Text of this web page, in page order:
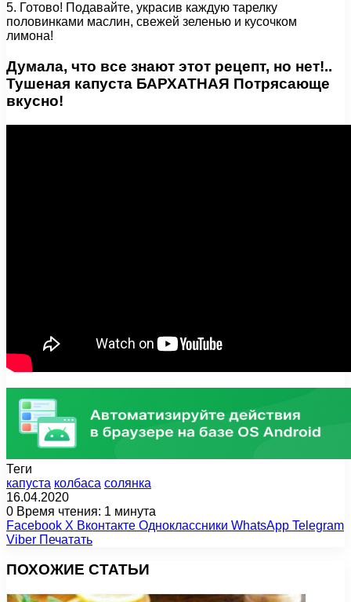
5. Готово! Подавайте, украсив каждую тарелку
половинками маслин, свежей зеленью и кусочком
лимона!
Думала, что все знают этот рецепт, но нет!..
Тушеная капуста БАРХАТНАЯ Потрясающе
вкусно!
Теги
капуста колбаса солянка
16.04.2020
0 Время чтения: 1 минута
Facebook X Вконтакте Одноклассники WhatsApp Telegram
Viber Печатать
ПОХОЖИЕ СТАТЬИ